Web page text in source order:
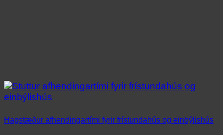
Hagstæður afhendingartími fyrir frístundahús og einbýlishús